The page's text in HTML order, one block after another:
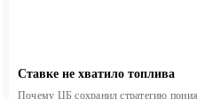
Ставке не хватило топлива
Почему ЦБ сохранил стратегию